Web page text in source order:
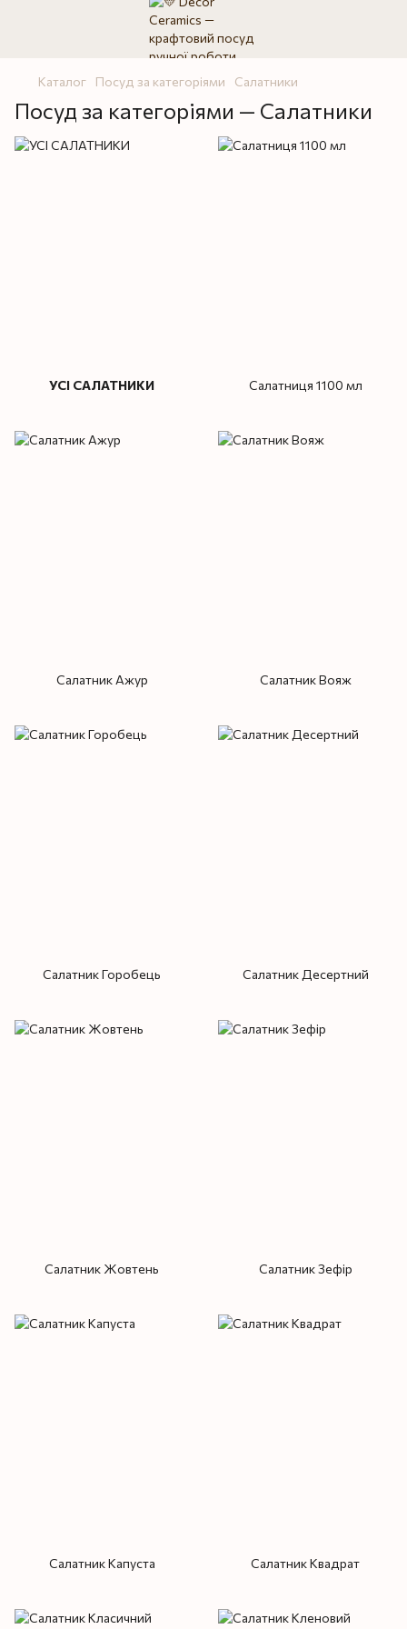
Каталог Посуд за категоріями Салатники
Посуд за категоріями — Салатники
УСІ САЛАТНИКИ Салатниця 1100 мл
Салатник Ажур Салатник Вояж
Салатник Горобець Салатник Десертний
Салатник Жовтень Салатник Зефір
Салатник Капуста Салатник Квадрат